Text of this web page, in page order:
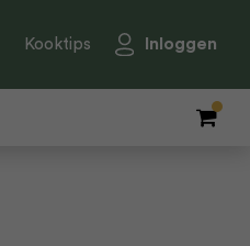
Kooktips Inloggen